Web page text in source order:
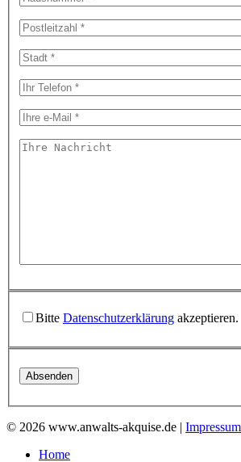
Bitte Datenschutzerklärung akzeptieren.
© 2026 www.anwalts-akquise.de | Impressum
Home